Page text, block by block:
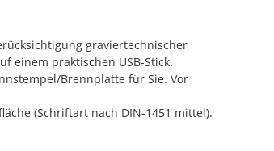
graviertechnischer
einem praktischen USB-Stick.
Brennplatte für Sie. Vor
(Schriftart nach DIN-1451 mittel).